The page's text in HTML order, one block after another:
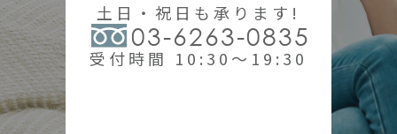
土日・祝日も承ります!
03-6263-0835
受付時間 10:30～19:30